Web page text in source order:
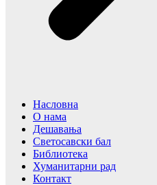
Насловна
О нама
Дешавања
Светосавски бал
Библиотека
Хуманитарни рад
Контакт